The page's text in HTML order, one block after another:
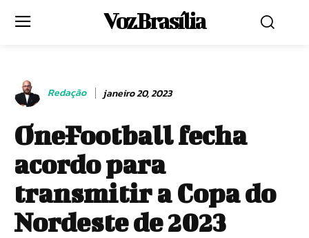
Voz Brasília
Redação janeiro 20, 2023
OneFootball fecha
acordo para
transmitir a Copa do
Nordeste de 2023